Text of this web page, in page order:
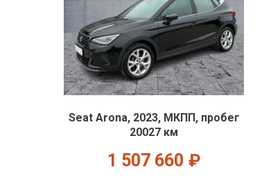
Seat Arona, 2023, МКПП, пробег
20027 км
1 507 660 ₽